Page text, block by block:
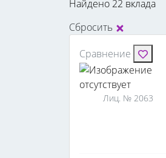
Найдено 22 вклада
Сбросить
Сравнение
Лиц. № 2063